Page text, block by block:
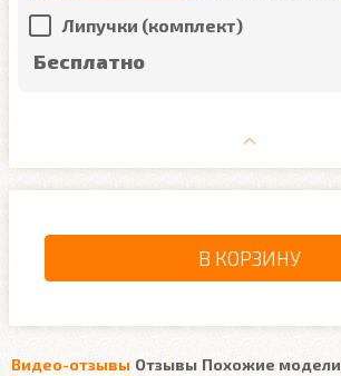
Липучки (комплект)
Бесплатно
В КОРЗИНУ
Видео-отзывы Отзывы Похожие модели